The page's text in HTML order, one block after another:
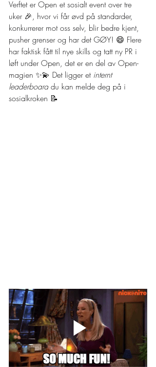
Verftet er Open et sosialt event over tre
uker 🎉, hvor vi får øvd på standarder,
konkurrerer mot oss selv, blir bedre kjent,
pusher grenser og har det GØY! 😄 Flere
har faktisk fått til nye skills og tatt ny PR i
løft under Open, det er en del av Open-
magien ✨💫 Det ligger et internt
leaderboard du kan melde deg på i
sosialkroken 📝